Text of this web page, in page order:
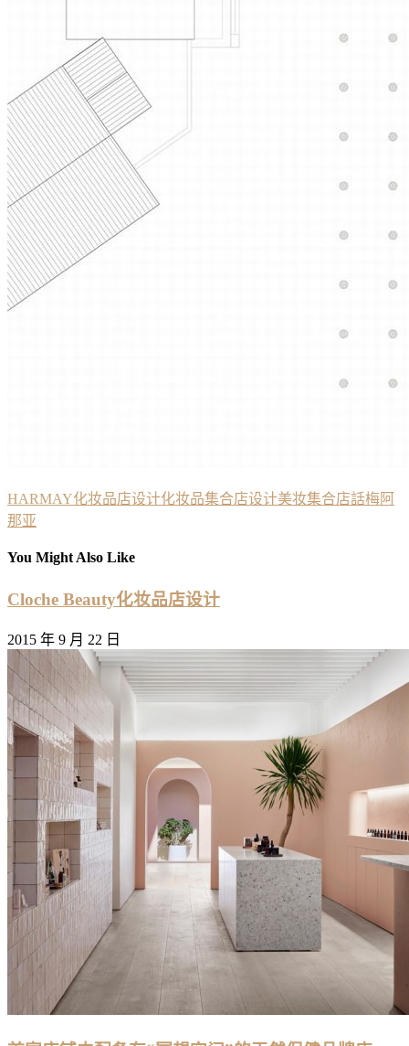
HARMAY化妆品店设计化妆品集合店设计美妆集合店話梅阿
那亚
You Might Also Like
Cloche Beauty化妆品店设计
2015 年 9 月 22 日